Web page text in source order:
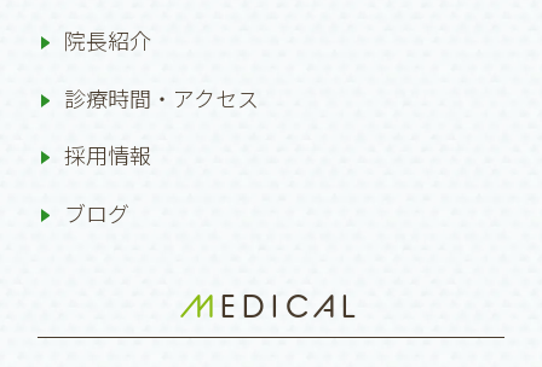
院長紹介
診療時間・アクセス
採用情報
ブログ
MEDICAL